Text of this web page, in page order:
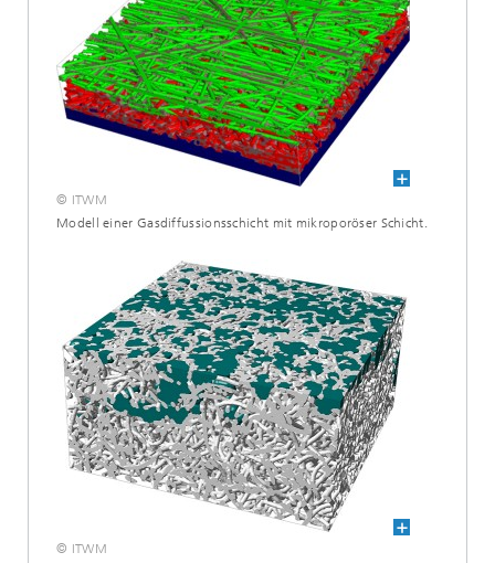
© ITWM
Modell einer Gasdiffussionsschicht mit mikropo­röser Schicht.
© ITWM